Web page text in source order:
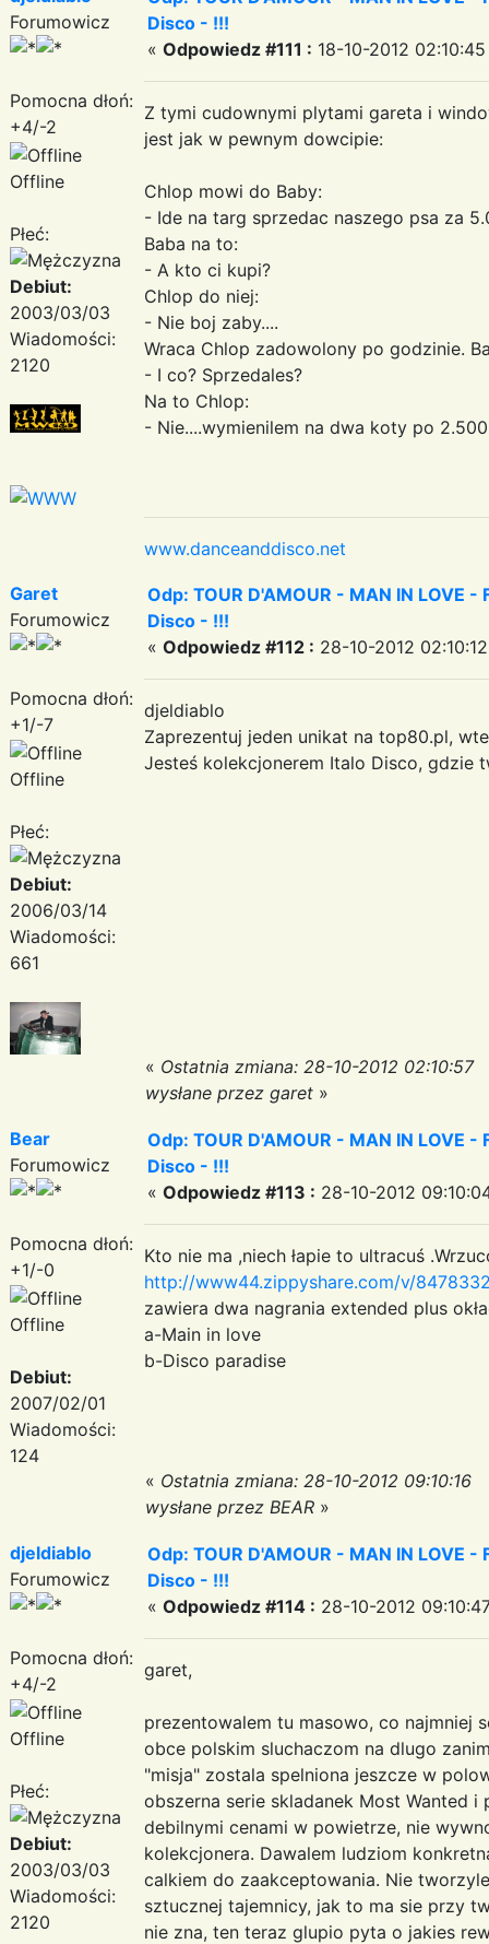
Forumowicz
Pomocna dłoń:
+4/-2
Offline
Płeć:
Debiut:
2003/03/03
Wiadomości:
2120
Disco - !!!
« Odpowiedz #111 : 18-10-2012
Z tymi cudownymi plytami gareta i
jest jak w pewnym dowcipie:
Chlop mowi do Baby:
- Ide na targ sprzedac naszego psa za
Baba na to:
- A kto ci kupi?
Chlop do niej:
- Nie boj zaby....
Wraca Chlop zadowolony po godzinie.
- I co? Sprzedales?
Na to Chlop:
- Nie....wymienilem na dwa koty po
www.danceanddisco.net
Garet
Forumowicz
Pomocna dłoń:
+1/-7
Offline
Płeć:
Debiut:
2006/03/14
Wiadomości:
661
Odp: TOUR D'AMOUR - MAN IN LOVE
Disco - !!!
« Odpowiedz #112 : 28-10-2012
djeldiablo
Zaprezentuj jeden unikat na top80.pl,
Jesteś kolekcjonerem Italo Disco, gdzie
« Ostatnia zmiana: 28-10-2012 02:10:57
wysłane przez garet »
Bear
Forumowicz
Pomocna dłoń:
+1/-0
Offline
Debiut:
2007/02/01
Wiadomości:
124
Odp: TOUR D'AMOUR - MAN IN LOVE
Disco - !!!
« Odpowiedz #113 : 28-10-2012
Kto nie ma ,niech łapie to ultracuś
http://www44.zippyshare.com/v/
zawiera dwa nagrania extended plus
a-Main in love
b-Disco paradise
« Ostatnia zmiana: 28-10-2012 09:10:16
wysłane przez BEAR »
djeldiablo
Forumowicz
Pomocna dłoń:
+4/-2
Offline
Płeć:
Debiut:
2003/03/03
Wiadomości:
2120
Odp: TOUR D'AMOUR - MAN IN LOVE
Disco - !!!
« Odpowiedz #114 : 28-10-2012
garet,
prezentowalem tu masowo, co najmniej
obce polskim sluchaczom na dlugo
"misja" zostala spelniona jeszcze w
obszerna serie skladanek Most Wanted
debilnymi cenami w powietrze, nie
kolekcjonera. Dawalem ludziom
calkiem do zaakceptowania. Nie
sztucznej tajemnicy, jak to ma sie przy
nie zna, ten teraz glupio pyta o jakies